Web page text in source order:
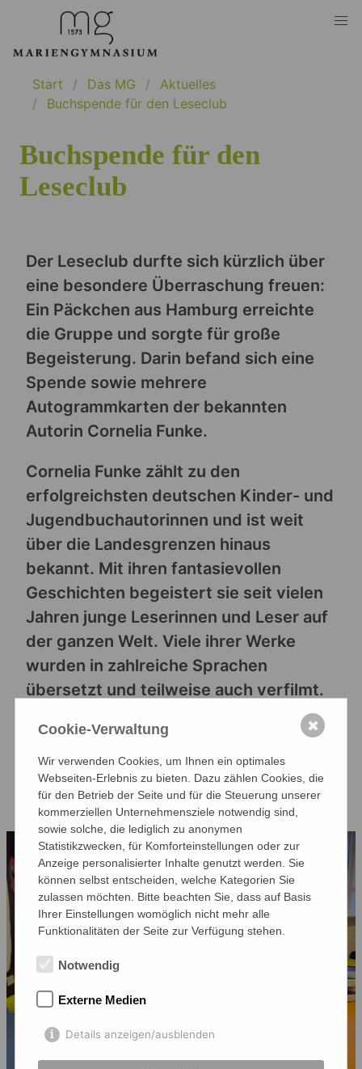
Start Das MG
Aktuelles
Buchspende für den Leseclub
Buchspende für den
Leseclub
Der Leseclub durfte sich kürzlich über
eine besondere Überraschung freuen:
Ein Päckchen aus Hamburg erreichte
die Gruppe und sorgte für große
Begeisterung. Darin befand sich eine
Spende sowie mehrere
Autogrammkarten der bekannten
Autorin Cornelia Funke.
Cornelia Funke zählt zu den
erfolgreichsten deutschen Kinder- und
Jugendbuchautorinnen und ist weit
über die Landesgrenzen hinaus
bekannt. Mit ihren fantasievollen
Geschichten begeistert sie seit vielen
Jahren junge Leserinnen und Leser auf
der ganzen Welt. Viele ihrer Werke
wurden in zahlreiche Sprachen
übersetzt und teilweise auch verfilmt.
Abenteuer, starke Figuren und
detailreiche Welten, die die Lesefreude
fördern und die Fantasie anregen.
Cookie-Verwaltung
Wir verwenden Cookies, um Ihnen ein optimales
Webseiten-Erlebnis zu bieten. Dazu zählen Cookies, die
für den Betrieb der Seite und für die Steuerung unserer
kommerziellen Unternehmensziele notwendig sind,
sowie solche, die lediglich zu anonymen
Statistikzwecken, für Komforteinstellungen oder zur
Anzeige personalisierter Inhalte genutzt werden. Sie
können selbst entscheiden, welche Kategorien Sie
zulassen möchten. Bitte beachten Sie, dass auf Basis
Ihrer Einstellungen womöglich nicht mehr alle
Funktionalitäten der Seite zur Verfügung stehen.
Notwendig
Externe Medien
Details anzeigen/ausblenden
✖